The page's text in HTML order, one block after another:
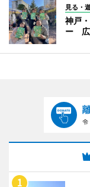
見る・
神戸
ー 広